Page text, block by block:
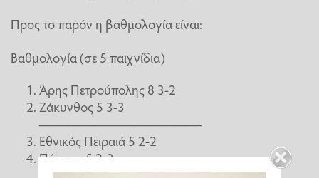
Προς το παρόν η βαθμολογία είναι:
Βαθμολογία (σε 5 παιχνίδια)
Άρης Πετρούπολης 8 3-2
Ζάκυνθος 5 3-3
————————————
Εθνικός Πειραιά 5 2-2
Πύργος 5 2-3